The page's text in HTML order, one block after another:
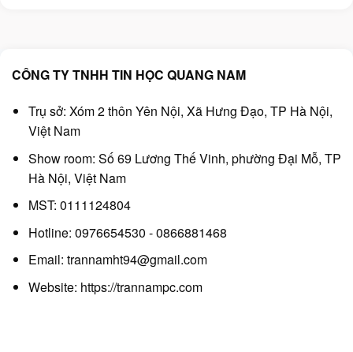
CÔNG TY TNHH TIN HỌC QUANG NAM
Trụ sở: Xóm 2 thôn Yên Nội, Xã Hưng Đạo, TP Hà Nội,
Việt Nam
Show room: Số 69 Lương Thế Vinh, phường Đại Mỗ, TP
Hà Nội, Việt Nam
MST: 0111124804
Hotline: 0976654530 - 0866881468
Email: trannamht94@gmail.com
Website: https://trannampc.com